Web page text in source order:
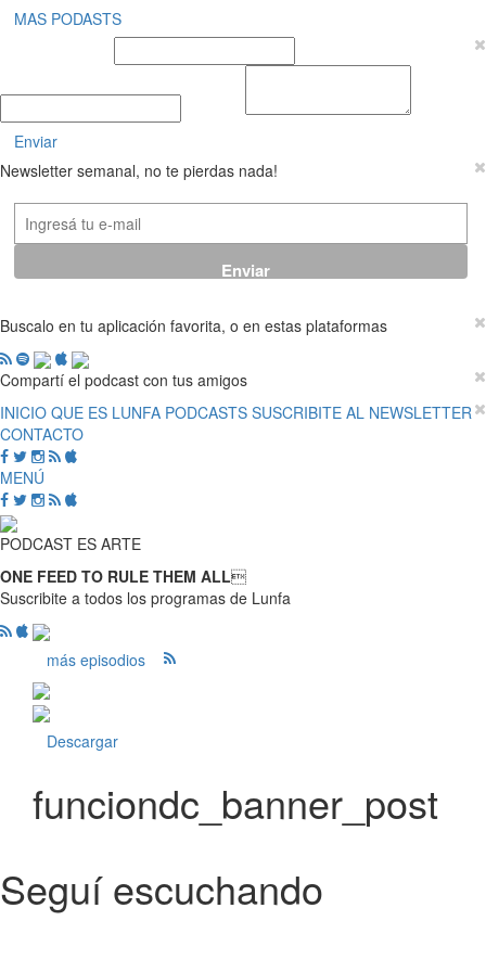
MAS PODASTS
Enviar
Newsletter semanal, no te pierdas nada!
Buscalo en tu aplicación favorita, o en estas plataformas
Compartí el podcast con tus amigos
INICIO QUE ES LUNFA PODCASTS SUSCRIBITE AL NEWSLETTER
CONTACTO
MENÚ
PODCAST ES ARTE
ONE FEED TO RULE THEM ALL
Suscribite a todos los programas de Lunfa
más episodios
Descargar
funciondc_banner_post
Seguí escuchando